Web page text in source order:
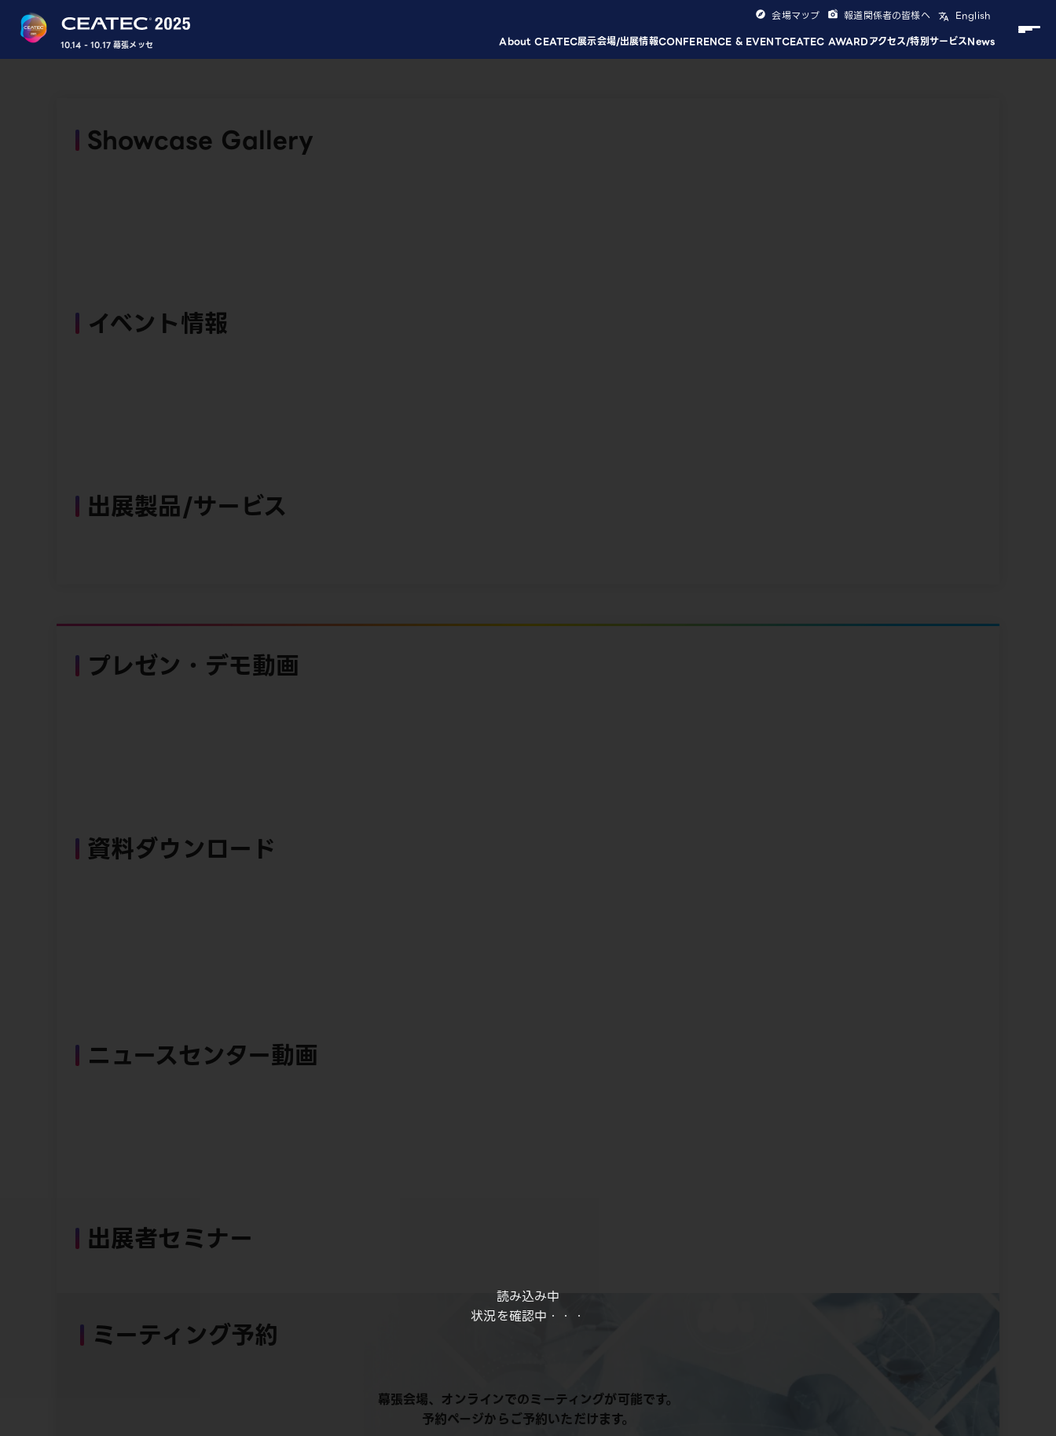
読み込み中
状況を確認中・・・
10.14 - 10.17 幕張メッセ About CEATEC展示会場/出展情報CONFERENCE & EVENTCEATEC AWARDアクセス/特別サービスNews
会場マップ 報道関係者の皆様へ English
Showcase Gallery
イベント情報
出展製品/サービス
プレゼン・デモ動画
資料ダウンロード
ニュースセンター動画
出展者セミナー
ミーティング予約
幕張会場、オンラインでのミーティングが可能です。
予約ページからご予約いただけます。